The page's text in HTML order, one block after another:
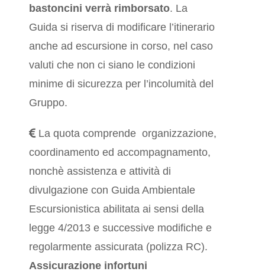
bastoncini verrà rimborsato. La
Guida si riserva di modificare l’itinerario
anche ad escursione in corso, nel caso
valuti che non ci siano le condizioni
minime di sicurezza per l’incolumità del
Gruppo.
La quota comprende organizzazione,
coordinamento ed accompagnamento,
nonchè assistenza e attività di
divulgazione con Guida Ambientale
Escursionistica abilitata ai sensi della
legge 4/2013 e successive modifiche e
regolarmente assicurata (polizza RC).
Assicurazione infortuni